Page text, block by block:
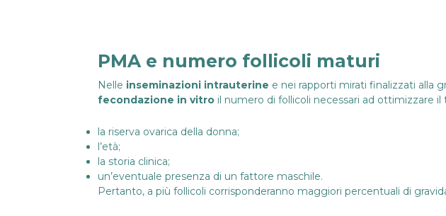
PMA e numero follicoli maturi
Nelle inseminazioni intrauterine e nei rapporti mirati finalizzati alla
fecondazione in vitro il numero di follicoli necessari ad ottimizzare
la riserva ovarica della donna;
l’età;
la storia clinica;
un’eventuale presenza di un fattore maschile.
Pertanto, a più follicoli corrisponderanno maggiori percentuali di